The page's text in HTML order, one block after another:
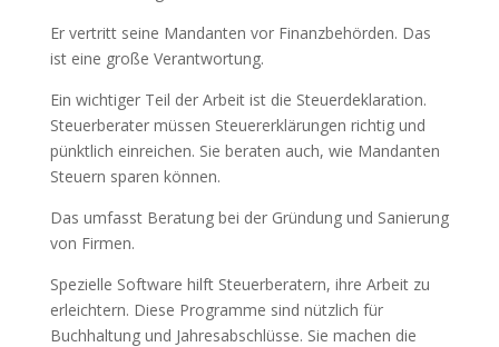
Er vertritt seine Mandanten vor Finanzbehörden. Das
ist eine große Verantwortung.
Ein wichtiger Teil der Arbeit ist die Steuerdeklaration.
Steuerberater müssen Steuererklärungen richtig und
pünktlich einreichen. Sie beraten auch, wie Mandanten
Steuern sparen können.
Das umfasst Beratung bei der Gründung und Sanierung
von Firmen.
Spezielle Software hilft Steuerberatern, ihre Arbeit zu
erleichtern. Diese Programme sind nützlich für
Buchhaltung und Jahresabschlüsse. Sie machen die